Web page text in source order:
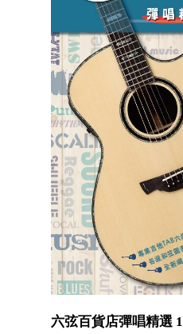
六弦百貨店彈唱精選 1